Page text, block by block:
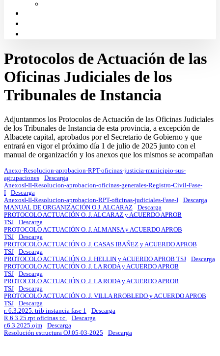
Protocolos de Actuación de las
Oficinas Judiciales de los
Tribunales de Instancia
Adjuntanmos los Protocolos de Actuación de las Oficinas Judiciales
de los Tribunales de Instancia de esta provincia, a excepción de
Albacete capital, aprobados por el Secretario de Gobierno y que
entrará en vigor el próximo día 1 de julio de 2025 junto con el
manual de organización y los anexos que los mismos se acompañan
Anexo-Resolucion-aprobacion-RPT-oficinas-justicia-municipio-sus-
agrupaciones
Descarga
AnexosI-II-Resolucion-aprobacion-oficinas-generales-Registro-Civil-Fase-
I
Descarga
AnexosI-II-Resolucion-aprobacion-RPT-oficinas-judiciales-Fase-I
Descarga
MANUAL DE ORGANIZACIÓN O.J. ALCARAZ
Descarga
PROTOCOLO ACTUACIÓN O. J. ALCARAZ y ACUERDO APROB
TSJ
Descarga
PROTOCOLO ACTUACIÓN O. J. ALMANSA y ACUERDO APROB
TSJ
Descarga
PROTOCOLO ACTUACIÓN O. J. CASAS IBAÑEZ y ACUERDO APROB
TSJ
Descarga
PROTOCOLO ACTUACIÓN O. J. HELLIN y ACUERDO APROB TSJ
Descarga
PROTOCOLO ACTUACIÓN O. J. LA RODA y ACUERDO APROB
TSJ
Descarga
PROTOCOLO ACTUACIÓN O. J. LA RODA y ACUERDO APROB
TSJ
Descarga
PROTOCOLO ACTUACIÓN O. J. VILLA RROBLEDO y ACUERDO APROB
TSJ
Descarga
r. 6.3.2025. trib instancia fase 1
Descarga
R.6.3.25.rpt oficinas r.c.
Descarga
r.6.3.2025.ojm
Descarga
Resolución estructura OJ.05-03-2025
Descarga